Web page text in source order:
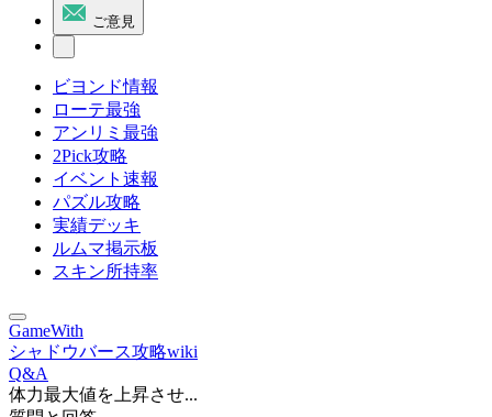
ご意見
ビヨンド情報
ローテ最強
アンリミ最強
2Pick攻略
イベント速報
パズル攻略
実績デッキ
ルムマ掲示板
スキン所持率
GameWith
シャドウバース攻略wiki
Q&A
体力最大値を上昇させ...